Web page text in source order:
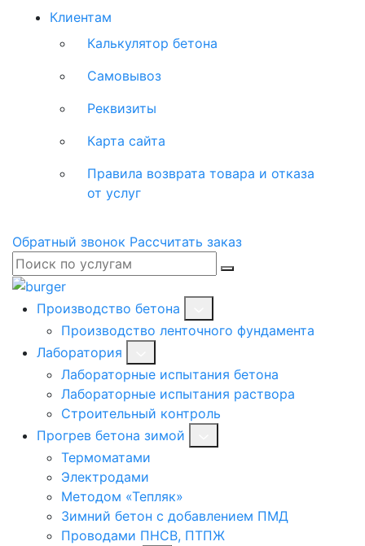
Клиентам
Калькулятор бетона
Самовывоз
Реквизиты
Карта сайта
Правила возврата товара и отказа
от услуг
Обратный звонок Рассчитать заказ
Производство бетона
Производство ленточного фундамента
Лаборатория
Лабораторные испытания бетона
Лабораторные испытания раствора
Строительный контроль
Прогрев бетона зимой
Термоматами
Электродами
Методом «Тепляк»
Зимний бетон с добавлением ПМД
Проводами ПНСВ, ПТПЖ